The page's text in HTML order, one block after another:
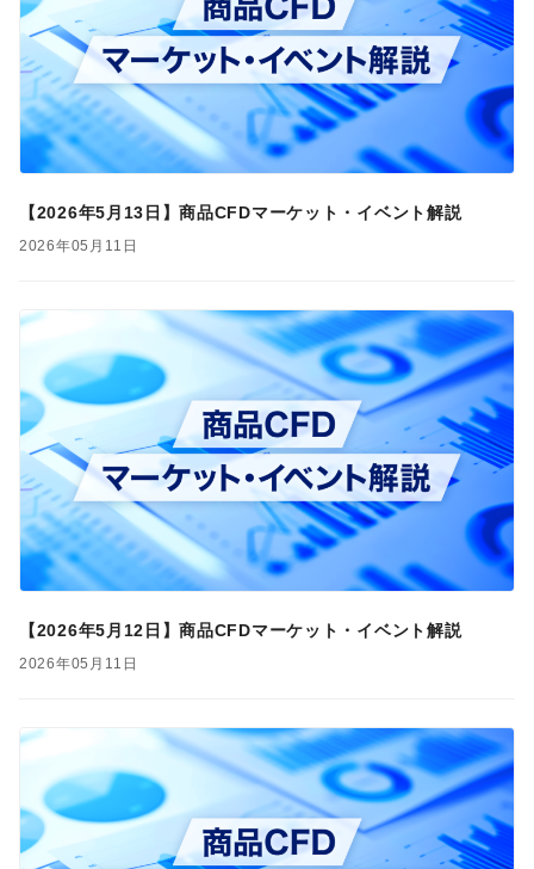
【2026年5月13日】商品CFDマーケット・イベント解説
2026年05月11日
【2026年5月12日】商品CFDマーケット・イベント解説
2026年05月11日